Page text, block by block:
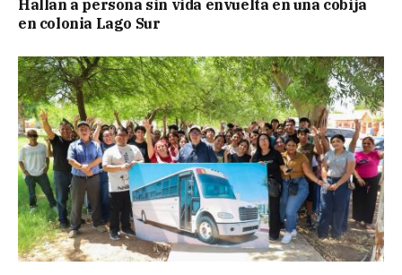
Hallan a persona sin vida envuelta en una cobija
en colonia Lago Sur